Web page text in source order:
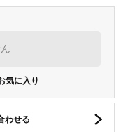
わせる